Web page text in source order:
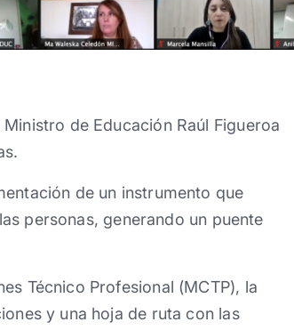
de Educación Raúl Figueroa
de un instrumento que
personas, generando un puente
Técnico Profesional (MCTP), la
y una hoja de ruta con las